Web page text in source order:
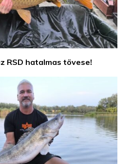
RSD hatalmas tövese!